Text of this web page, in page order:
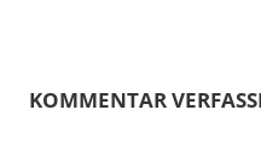
KOMMENTAR